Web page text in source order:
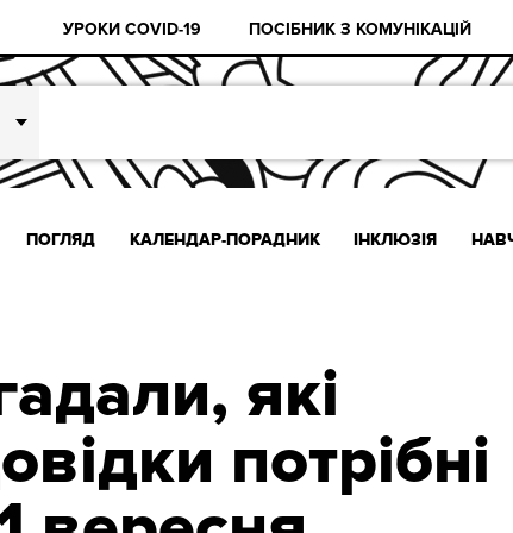
УРОКИ COVID-19 ПОСІБНИК З КОМУНІКАЦІЙ
ПОГЛЯД КАЛЕНДАР-ПОРАДНИК ІНКЛЮЗІЯ
які
потрібні